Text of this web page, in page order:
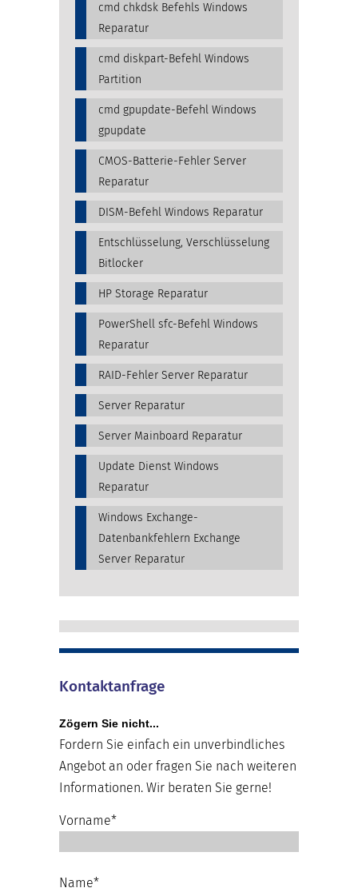
cmd chkdsk Befehls Windows
Reparatur
cmd diskpart-Befehl Windows
Partition
cmd gpupdate-Befehl Windows
gpupdate
CMOS-Batterie-Fehler Server
Reparatur
DISM-Befehl Windows Reparatur
Entschlüsselung, Verschlüsselung
Bitlocker
HP Storage Reparatur
PowerShell sfc-Befehl Windows
Reparatur
RAID-Fehler Server Reparatur
Server Reparatur
Server Mainboard Reparatur
Update Dienst Windows
Reparatur
Windows Exchange-
Datenbankfehlern Exchange
Server Reparatur
Kontaktanfrage
Zögern Sie nicht...
Fordern Sie einfach ein unverbindliches
Angebot an oder fragen Sie nach weiteren
Informationen. Wir beraten Sie gerne!
Vorname*
Name*